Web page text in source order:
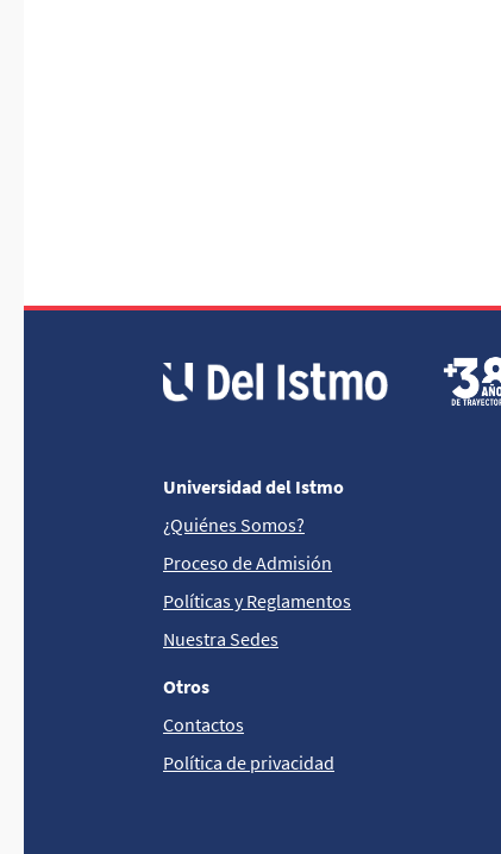
Universidad del Istmo
¿Quiénes Somos?
Proceso de Admisión
Políticas y Reglamentos
Nuestra Sedes
Otros
Contactos
Política de privacidad